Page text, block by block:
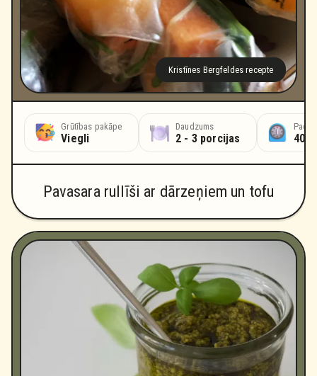
Kristīnes Bergfeldes recepte
Grūtības pakāpe
Viegli
Daudzums
2 - 3 porcijas 40
Pavasara rullīši ar dārzeņiem un tofu